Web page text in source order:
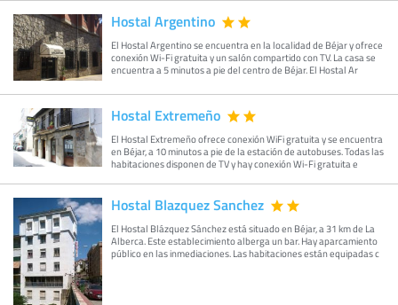
Hostal Argentino
El Hostal Argentino se encuentra en la localidad de Béjar y ofrece
conexión Wi-Fi gratuita y un salón compartido con TV. La casa se
encuentra a 5 minutos a pie del centro de Béjar. El Hostal Ar
Hostal Extremeño
El Hostal Extremeño ofrece conexión WiFi gratuita y se encuentra
en Béjar, a 10 minutos a pie de la estación de autobuses. Todas las
habitaciones disponen de TV y hay conexión Wi-Fi gratuita e
Hostal Blazquez Sanchez
El Hostal Blázquez Sánchez está situado en Béjar, a 31 km de La
Alberca. Este establecimiento alberga un bar. Hay aparcamiento
público en las inmediaciones. Las habitaciones están equipadas c